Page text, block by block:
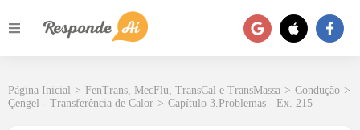
Página Inicial > FenTrans, MecFlu, TransCal e TransMassa > Condução >
Çengel - Transferência de Calor > Capítulo 3.Problemas - Ex. 215